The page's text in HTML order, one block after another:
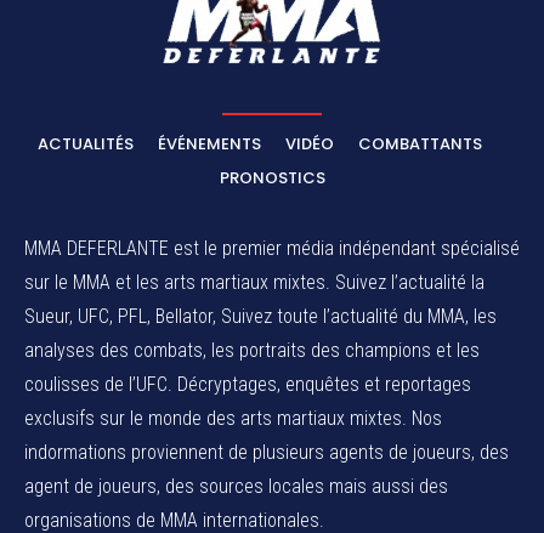
ACTUALITÉS ÉVÉNEMENTS VIDÉO
COMBATTANTS
PRONOSTICS
MMA DEFERLANTE est le premier média indépendant spécialisé
sur le MMA et les arts martiaux mixtes. Suivez l’actualité la
Sueur, UFC, PFL, Bellator, Suivez toute l’actualité du MMA, les
analyses des combats, les portraits des champions et les
coulisses de l’UFC. Décryptages, enquêtes et reportages
exclusifs sur le monde des arts martiaux mixtes. Nos
indormations proviennent de plusieurs agents de joueurs, des
agent de joueurs, des sources locales mais aussi des
organisations de MMA internationales.